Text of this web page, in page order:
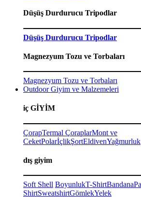
Düşüş Durdurucu Tripodlar
Düşüş Durdurucu Tripodlar
Magnezyum Tozu ve Torbaları
Magnezyum Tozu ve Torbaları
Outdoor Giyim ve Malzemeleri
iç GİYİM
ÇorapTermal ÇoraplarMont ve
CeketPolarİçlikŞortEldivenYağmurluk
dış giyim
Soft Shell BoyunlukT-ShirtBandana
ShirtSweatshirtGömlekYelek